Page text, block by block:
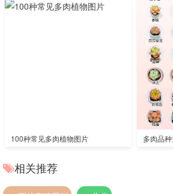
100种常见多肉植物图片 多肉品
相关推荐